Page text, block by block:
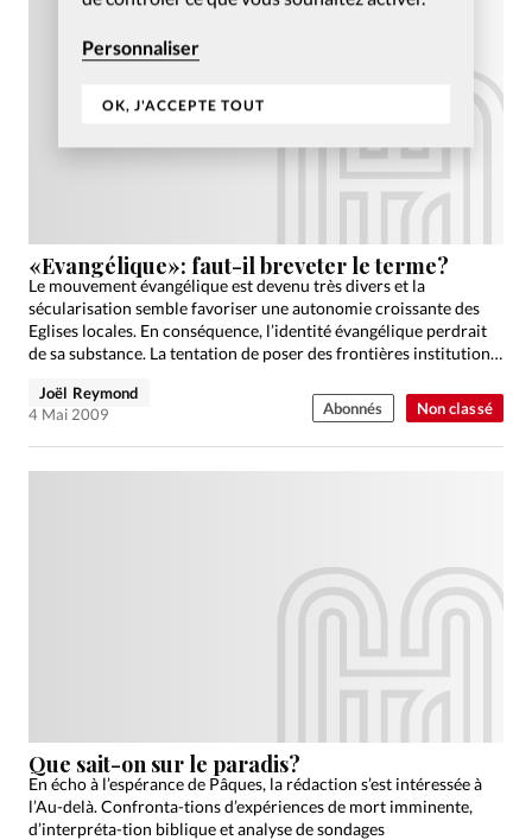
Personnaliser
OK, J'ACCEPTE TOUT
Non classé
«Evangélique»: faut-il breveter le terme?
Le mouvement évangélique est devenu très divers et la
sécularisation semble favoriser une autonomie croissante des
Eglises locales. En conséquence, l’identité évangélique perdrait
de sa substance. La tentation de poser des frontières institution-
Joël Reymond
4 Mai 2009
Abonnés
Que sait-on sur le paradis?
En écho à l’espérance de Pâques, la rédaction s’est intéressée à
l’Au-delà. Confronta-tions d’expériences de mort imminente,
d’interpréta-tion biblique et analyse de sondages